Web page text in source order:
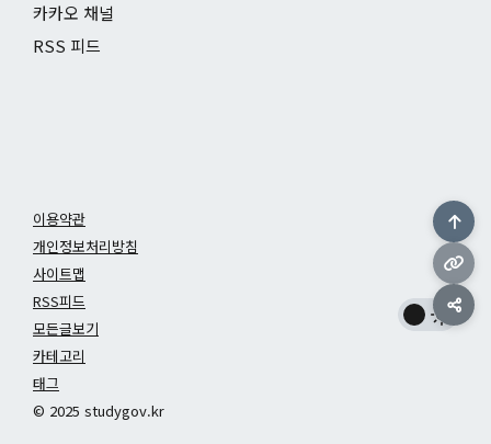
카카오 채널
RSS 피드
이용약관
개인정보처리방침
사이트맵
RSS피드
모든글보기
카테고리
태그
© 2025 studygov.kr